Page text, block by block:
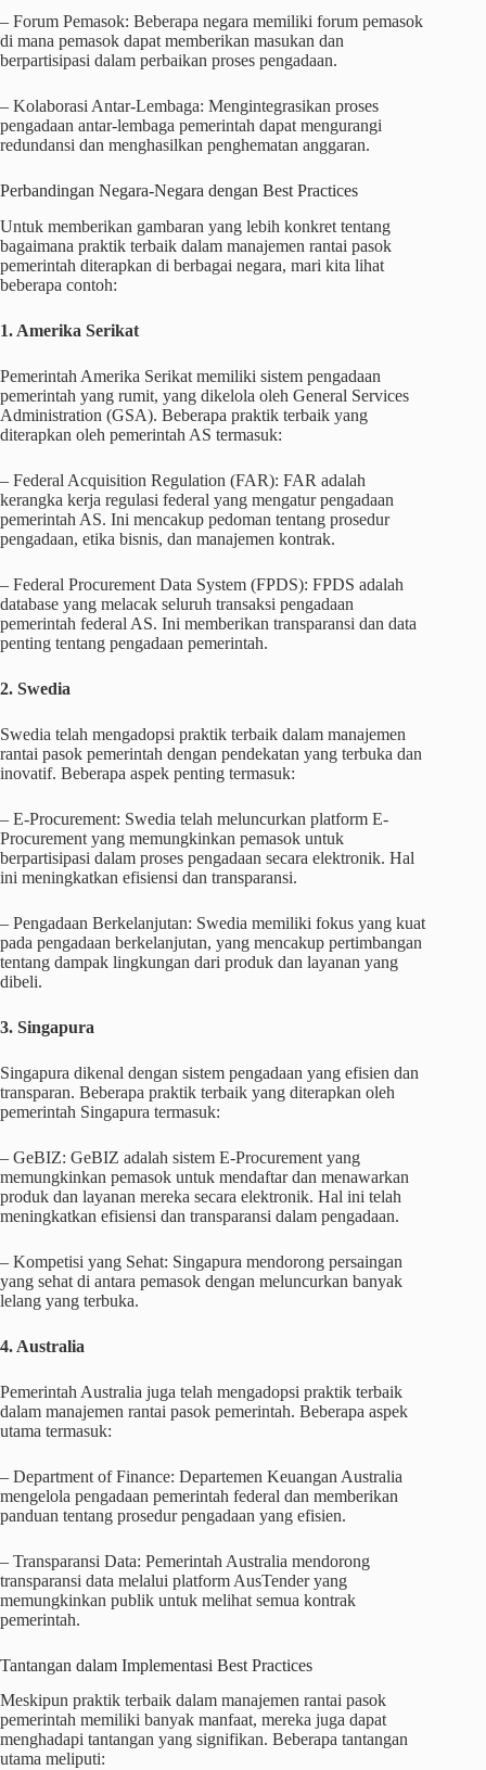
– Forum Pemasok: Beberapa negara memiliki forum pemasok
di mana pemasok dapat memberikan masukan dan
berpartisipasi dalam perbaikan proses pengadaan.
– Kolaborasi Antar-Lembaga: Mengintegrasikan proses
pengadaan antar-lembaga pemerintah dapat mengurangi
redundansi dan menghasilkan penghematan anggaran.
Perbandingan Negara-Negara dengan Best Practices
Untuk memberikan gambaran yang lebih konkret tentang
bagaimana praktik terbaik dalam manajemen rantai pasok
pemerintah diterapkan di berbagai negara, mari kita lihat
beberapa contoh:
1. Amerika Serikat
Pemerintah Amerika Serikat memiliki sistem pengadaan
pemerintah yang rumit, yang dikelola oleh General Services
Administration (GSA). Beberapa praktik terbaik yang
diterapkan oleh pemerintah AS termasuk:
– Federal Acquisition Regulation (FAR): FAR adalah
kerangka kerja regulasi federal yang mengatur pengadaan
pemerintah AS. Ini mencakup pedoman tentang prosedur
pengadaan, etika bisnis, dan manajemen kontrak.
– Federal Procurement Data System (FPDS): FPDS adalah
database yang melacak seluruh transaksi pengadaan
pemerintah federal AS. Ini memberikan transparansi dan data
penting tentang pengadaan pemerintah.
2. Swedia
Swedia telah mengadopsi praktik terbaik dalam manajemen
rantai pasok pemerintah dengan pendekatan yang terbuka dan
inovatif. Beberapa aspek penting termasuk:
– E-Procurement: Swedia telah meluncurkan platform E-
Procurement yang memungkinkan pemasok untuk
berpartisipasi dalam proses pengadaan secara elektronik. Hal
ini meningkatkan efisiensi dan transparansi.
– Pengadaan Berkelanjutan: Swedia memiliki fokus yang kuat
pada pengadaan berkelanjutan, yang mencakup pertimbangan
tentang dampak lingkungan dari produk dan layanan yang
dibeli.
3. Singapura
Singapura dikenal dengan sistem pengadaan yang efisien dan
transparan. Beberapa praktik terbaik yang diterapkan oleh
pemerintah Singapura termasuk:
– GeBIZ: GeBIZ adalah sistem E-Procurement yang
memungkinkan pemasok untuk mendaftar dan menawarkan
produk dan layanan mereka secara elektronik. Hal ini telah
meningkatkan efisiensi dan transparansi dalam pengadaan.
– Kompetisi yang Sehat: Singapura mendorong persaingan
yang sehat di antara pemasok dengan meluncurkan banyak
lelang yang terbuka.
4. Australia
Pemerintah Australia juga telah mengadopsi praktik terbaik
dalam manajemen rantai pasok pemerintah. Beberapa aspek
utama termasuk:
– Department of Finance: Departemen Keuangan Australia
mengelola pengadaan pemerintah federal dan memberikan
panduan tentang prosedur pengadaan yang efisien.
– Transparansi Data: Pemerintah Australia mendorong
transparansi data melalui platform AusTender yang
memungkinkan publik untuk melihat semua kontrak
pemerintah.
Tantangan dalam Implementasi Best Practices
Meskipun praktik terbaik dalam manajemen rantai pasok
pemerintah memiliki banyak manfaat, mereka juga dapat
menghadapi tantangan yang signifikan. Beberapa tantangan
utama meliputi: